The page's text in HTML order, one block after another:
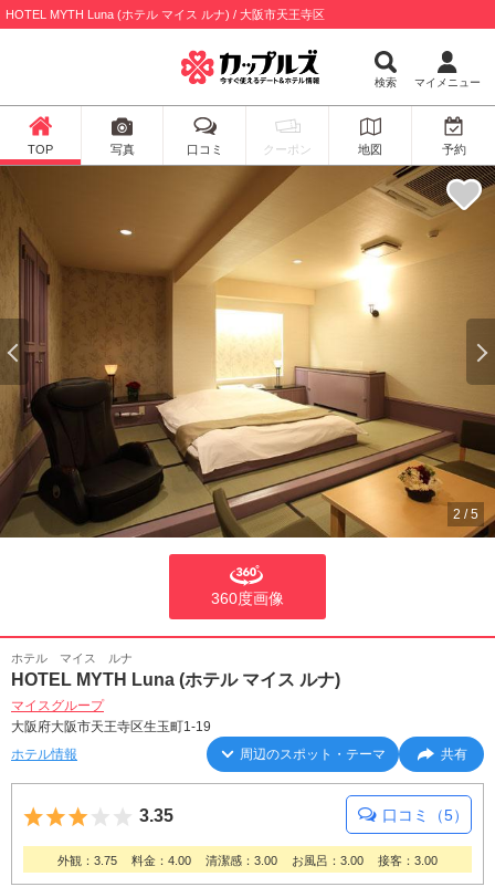
HOTEL MYTH Luna (ホテル マイス ルナ) / 大阪市天王寺区
検索 マイメニュー
TOP 写真 口コミ クーポン 地図 予約
2 /5
360度画像
ホテル マイス ルナ
HOTEL MYTH Luna (ホテル マイス ルナ)
マイスグループ
大阪府大阪市天王寺区生玉町1-19
ホテル情報
周辺のスポット・テーマ 共有
5つ星のうち3
3.35 口コミ（5）
外観：3.75 料金：4.00 清潔感：3.00 お風呂：3.00 接客：3.00